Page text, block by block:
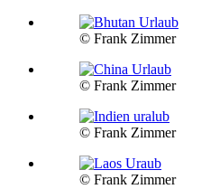
© Frank Zimmer
© Frank Zimmer
© Frank Zimmer
© Frank Zimmer